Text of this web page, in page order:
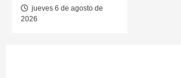
jueves 6 de agosto de
2026